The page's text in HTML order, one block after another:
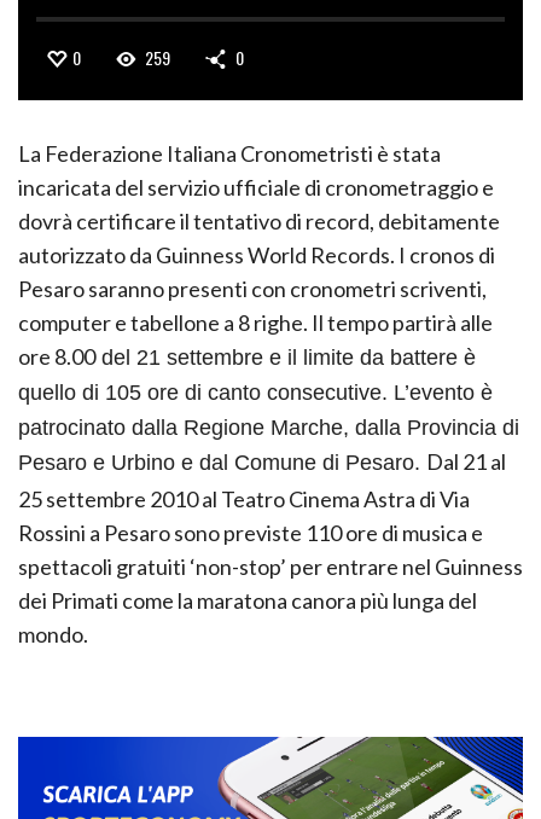
0 259 0
La Federazione Italiana Cronometristi è stata
incaricata del servizio ufficiale di cronometraggio e
dovrà certificare il tentativo di record, debitamente
autorizzato da Guinness World Records. I cronos di
Pesaro saranno presenti con cronometri scriventi,
computer e tabellone a 8 righe. Il tempo partirà alle
ore 8.00del 21 settembre e il limite da battere è
quello di 105 ore di canto consecutive. L’evento è
patrocinato dalla Regione Marche, dalla Provincia di
Pesaro e Urbino e dal Comune di Pesaro. Dal 21 al
25 settembre 2010 al Teatro Cinema Astra di Via
Rossini a Pesaro sono previste 110 ore di musica e
spettacoli gratuiti ‘non-stop’ per entrare nel Guinness
dei Primati come la maratona canora più lunga del
mondo.